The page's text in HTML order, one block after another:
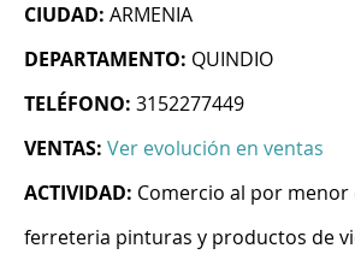
CIUDAD: ARMENIA
DEPARTAMENTO: QUINDIO
TELÉFONO: 3152277449
VENTAS: Ver evolución en ventas
ACTIVIDAD: Comercio al por
ferreteria pinturas y productos de